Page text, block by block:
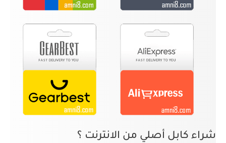
شراء كابل أصلي من الانترنت ؟